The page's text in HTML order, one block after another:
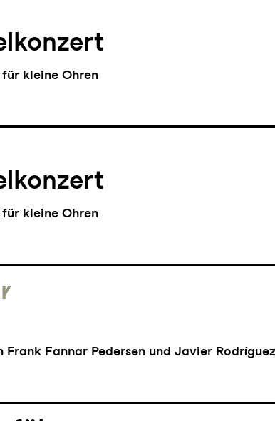
kleine Ohren
kleine Ohren
Frank Fannar Pedersen und Javier